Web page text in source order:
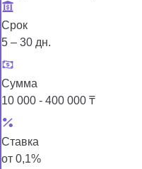
Срок
5 – 30 дн.
Сумма
10 000 - 400 000 ₸
Ставка
от 0,1%